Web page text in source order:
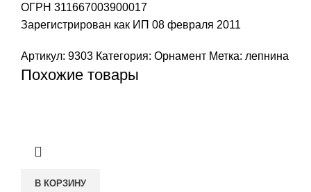
ОГРН 311667003900017
Зарегистрирован как ИП 08 февраля 2011
Артикул: 9303 Категория: Орнамент Метка: лепнина
Похожие товары
В КОРЗИНУ